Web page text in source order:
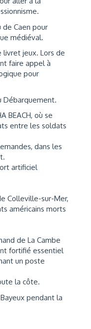
Caen pour
médiéval.
livret jeux. Lors de
faire appel à
pour
Débarquement.
BEACH, où se
entre les soldats
dans les
artificiel
Colleville-sur-Mer,
américains morts
de La Cambe
fortifié essentiel
un poste
la côte.
pendant la